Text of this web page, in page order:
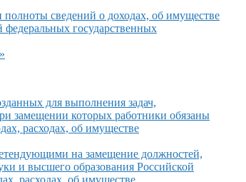
сведений о доходах, об имуществе
государственных
для выполнения задач,
замещении которых работники обязаны
расходах, об имуществе
на замещение должностей,
и высшего образования Российской
расходах, об имуществе